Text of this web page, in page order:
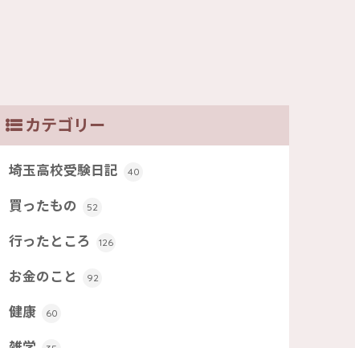
カテゴリー
埼玉高校受験日記 40
買ったもの 52
行ったところ 126
お金のこと 92
健康 60